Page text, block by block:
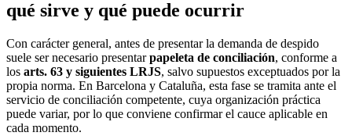
qué sirve y qué puede ocurrir
Con carácter general, antes de presentar la demanda de despido
suele ser necesario presentarpapeleta de conciliación, conforme a
los arts. 63 y siguientes LRJS, salvo supuestos exceptuados por la
propia norma. En Barcelona y Cataluña, esta fase se tramita ante el
servicio de conciliación competente, cuya organización práctica
puede variar, por lo que conviene confirmar el cauce aplicable en
cada momento.